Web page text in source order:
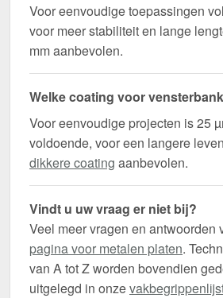
Voor eenvoudige toepassingen
voor meer stabiliteit en lange
mm aanbevolen.
Welke coating voor
Voor eenvoudige projecten is 25
voldoende, voor een langere
dikkere coating aanbevolen.
Vindt u uw vraag er niet bij?
Veel meer vragen en antwoorden
pagina voor metalen platen.
van A tot Z worden bovendien
uitgelegd in onze